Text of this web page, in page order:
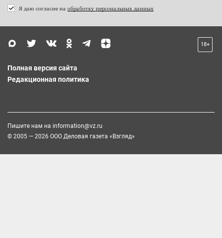
Я даю согласие на обработку персональных данных
18+
Полная версия сайта
Редакционная политика
Пишите нам на information@vz.ru
© 2005 — 2026 ООО Деловая газета «Взгляд»